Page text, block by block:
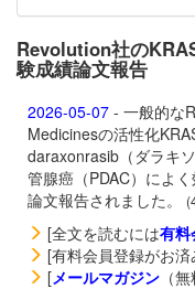
Revolution社の
験成績論文報告
2026-05-07 - 一般的な
Medicinesの活性化
daraxonrasib（ダラキ
管腺癌（PDAC）によ
論文報告されました。
[全文を読むには有料
[有料会員登録がお済
[メールマガジン （